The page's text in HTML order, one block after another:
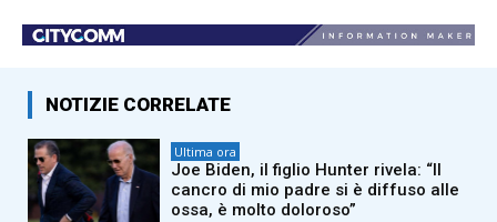
NOTIZIE CORRELATE
Ultima ora
Joe Biden, il figlio Hunter rivela: “Il
cancro di mio padre si è diffuso alle
ossa, è molto doloroso”